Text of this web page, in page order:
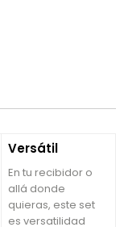
Versátil
En tu recibidor o
allá donde
quieras, este set
es versatilidad